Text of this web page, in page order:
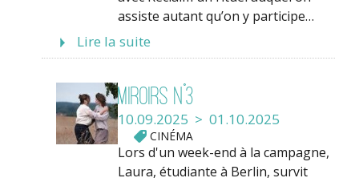
assiste autant qu’on y participe…
Lire la suite
Miroirs n°3
10.09.2025 > 01.10.2025
CINÉMA
Lors d'un week-end à la campagne,
Laura, étudiante à Berlin, survit